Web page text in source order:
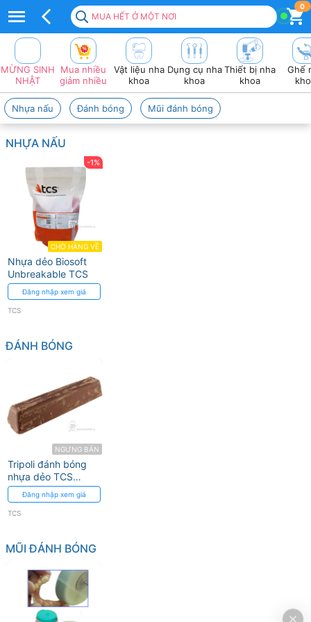
MUA HẾT Ở MỘT NƠI
0
Top
50+
sản
Phẩm
TCS
Tốt
Nhất
2026
VAT
đầy
đủ
MỪNG SINH
NHẬT
Mua nhiều
giảm nhiều
Vật liệu nha
khoa
Dụng cụ nha
khoa
Thiết bị nha
khoa
Ghế
Nhựa nấu Đánh bóng Mũi đánh bóng
NHỰA NẤU
-1%
CHỜ HÀNG VỀ
Nhựa dẻo Biosoft
Unbreakable TCS
Đăng nhập xem giá
TCS
ĐÁNH BÓNG
NGƯNG BÁN
Tripoli đánh bóng
nhựa dẻo TCS
(Brown)
Đăng nhập xem giá
TCS
MŨI ĐÁNH BÓNG